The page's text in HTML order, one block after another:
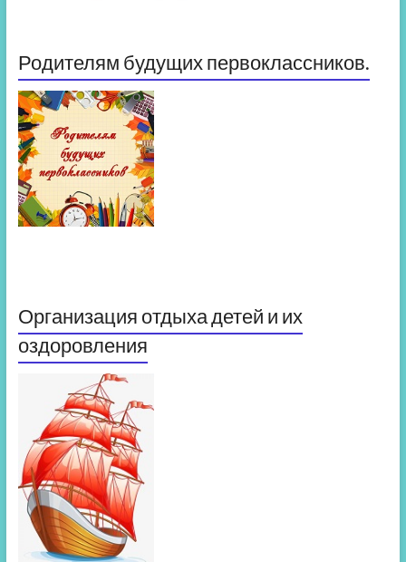
Родителям будущих первоклассников.
Организация отдыха детей и их
оздоровления